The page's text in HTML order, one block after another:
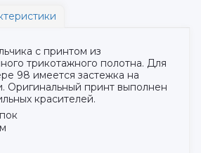
с принтом из
трикотажного полотна. Для
98 имеется застежка на
Оригинальный принт выполнен
красителей.